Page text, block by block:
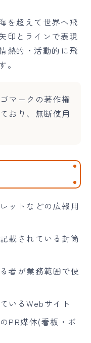
を超えて世界へ飛
印とラインで表現
熱的・活動的に飛
。
マークの著作権
おり、無断使用
ットなどの広報用
載されている封筒
者が業務範囲で使
いるWebサイト
PR媒体(看板・ポ